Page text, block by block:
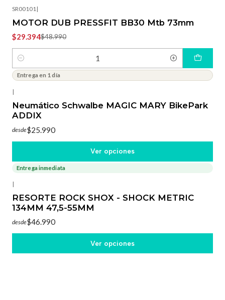
SR00101 |
MOTOR DUB PRESSFIT BB30 Mtb 73mm
$29.394$48.990
Cantidad
Entrega en 1 día
|
Neumático Schwalbe MAGIC MARY BikePark
ADDIX
desde$25.990
Ver opciones
Entrega inmediata
|
RESORTE ROCK SHOX - SHOCK METRIC
134MM 47,5-55MM
desde$46.990
Ver opciones